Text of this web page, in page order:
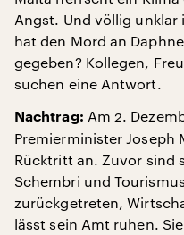
Angst. Und völlig unklar
hat den Mord an
gegeben? Kollegen,
suchen eine Antwort.
Nachtrag: Am 2.
Premierminister Joseph
Rücktritt an. Zuvor sind
Schembri und
zurückgetreten,
lässt sein Amt ruhen.